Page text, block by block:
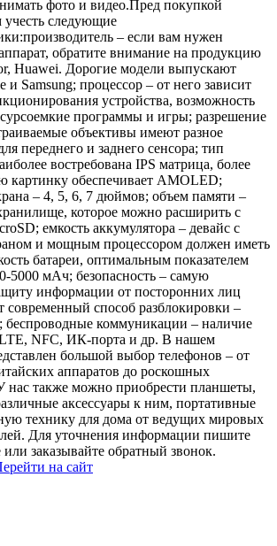
фото и видео.Пред покупкой
учесть следующие
– если вам нужен
обратите внимание на продукцию
Huawei. Дорогие модели выпускают
и Samsung; процессор – от него зависит
устройства, возможность
программы и игры; разрешение
объективы имеют разное
переднего и заднего сенсора; тип
востребована IPS матрица, более
картинку обеспечивает AMOLED;
– 4, 5, 6, 7 дюймов; объем памяти –
которое можно расширить с
емкость аккумулятора – девайс с
и мощным процессором должен иметь
батареи, оптимальным показателем
5000 мАч; безопасность – самую
информации от посторонних лиц
современный способ разблокировки –
беспроводные коммуникации – наличие
NFC, ИК-порта и др. В нашем
большой выбор телефонов – от
аппаратов до роскошных
нас также можно приобрести планшеты,
аксессуары к ним, портативные
технику для дома от ведущих мировых
Для уточнения информации пишите
заказывайте обратный звонок.
на сайт